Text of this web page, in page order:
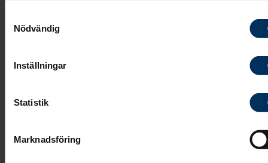
Nödvändig
Inställningar
Statistik
Marknadsföring
vad som brukar finns med i en dödsannons så
önskemål. Vid vårt möte går vi sedan igenom
önskemålen och hjälper till att färdigställa
Boka möte med oss